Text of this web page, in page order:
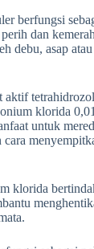
berfungsi
dan
debu, asap atau
aktif
klorida
untuk
cara
klorida